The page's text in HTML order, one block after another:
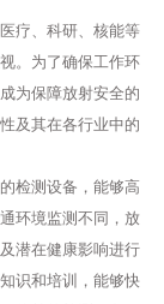
疗、科研、核能等
。为了确保工作环
为保障放射安全的
及其在各行业中的
检测设备，能够高
环境监测不同，放
潜在健康影响进行
识和培训，能够快